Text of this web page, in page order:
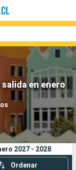
en enero
Compañías
2027 - 2028
Ordenar